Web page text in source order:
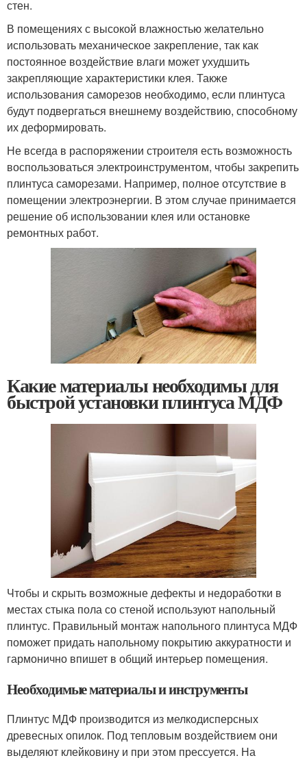
стен.
В помещениях с высокой влажностью желательно
использовать механическое закрепление, так как
постоянное воздействие влаги может ухудшить
закрепляющие характеристики клея. Также
использования саморезов необходимо, если плинтуса
будут подвергаться внешнему воздействию, способному
их деформировать.
Не всегда в распоряжении строителя есть возможность
воспользоваться электроинструментом, чтобы закрепить
плинтуса саморезами. Например, полное отсутствие в
помещении электроэнергии. В этом случае принимается
решение об использовании клея или остановке
ремонтных работ.
Какие материалы необходимы для
быстрой установки плинтуса МДФ
Чтобы и скрыть возможные дефекты и недоработки в
местах стыка пола со стеной используют напольный
плинтус. Правильный монтаж напольного плинтуса МДФ
поможет придать напольному покрытию аккуратности и
гармонично впишет в общий интерьер помещения.
Необходимые материалы и инструменты
Плинтус МДФ производится из мелкодисперсных
древесных опилок. Под тепловым воздействием они
выделяют клейковину и при этом прессуется. На